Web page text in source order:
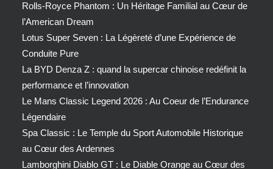
Rolls-Royce Phantom : Un Héritage Familial au Cœur de
l’American Dream
Lotus Super Seven : La Légèreté d’une Expérience de
Conduite Pure
La BYD Denza Z : quand la supercar chinoise redéfinit la
performance et l’innovation
Le Mans Classic Legend 2026 : Au Coeur de l’Endurance
Légendaire
Spa Classic : Le Temple du Sport Automobile Historique
au Cœur des Ardennes
Lamborghini Diablo GT : Le Diable Orange au Cœur des